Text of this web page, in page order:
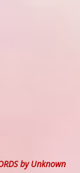
by Unknown